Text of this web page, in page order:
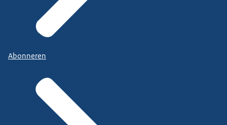
Abonneren